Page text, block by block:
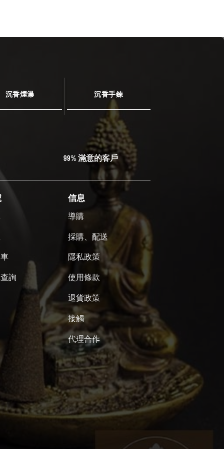
沉香煙瀑 沉香手鍊
99% 滿意的客戶
詢
信息
導購
採購、配送
隱私政策
使用條款
退貨政策
接觸
代理合作